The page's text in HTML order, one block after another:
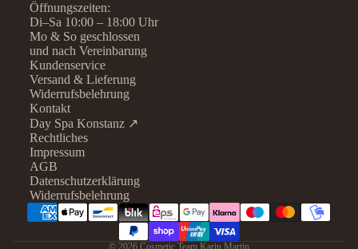
Öffnungszeiten:
Di–Sa 10:00 – 18:00 Uhr
Mo & So geschlossen
und nach Vereinbarung
Kundenservice
Versand & Lieferung
Widerrufsbelehrung
Kontakt
Day Spa Konstanz ↗
Rechtliches
Impressum
AGB
Datenschutzerklärung
Widerrufsbelehrung
© 2026 Cosmetic Team Karin Martin
Datenschutzerklärung
Widerrufsrecht
AGB
Kontaktinformationen